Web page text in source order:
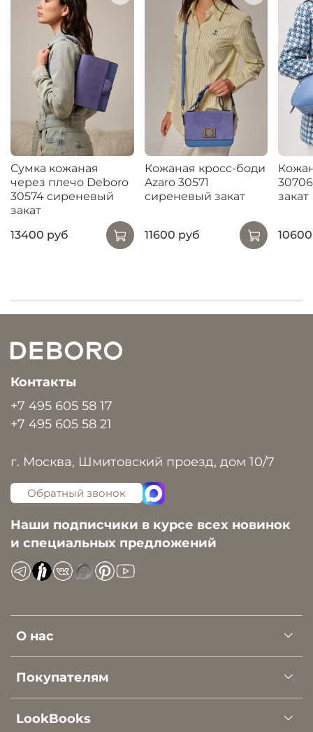
Сумка кожаная
через плечо Deboro
30574 сиреневый
закат
13400 руб
Кожаная кросс-боди
Azaro 30571
сиреневый закат
11600 руб
закат
О нас
Покупателям
LookBooks
Контакты
+7 495 605 58 17
+7 495 605 58 21
г. Москва, Шмитовский проезд, дом 10/7
Обратный звонок
Наши подписчики в курсе всех новинок
и специальных предложений